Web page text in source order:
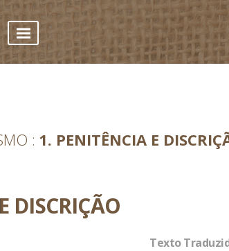
1. PENITÊNCIA E
DISCRIÇÃO
Texto